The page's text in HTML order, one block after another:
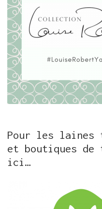
Pour les laines
et boutiques
ici…